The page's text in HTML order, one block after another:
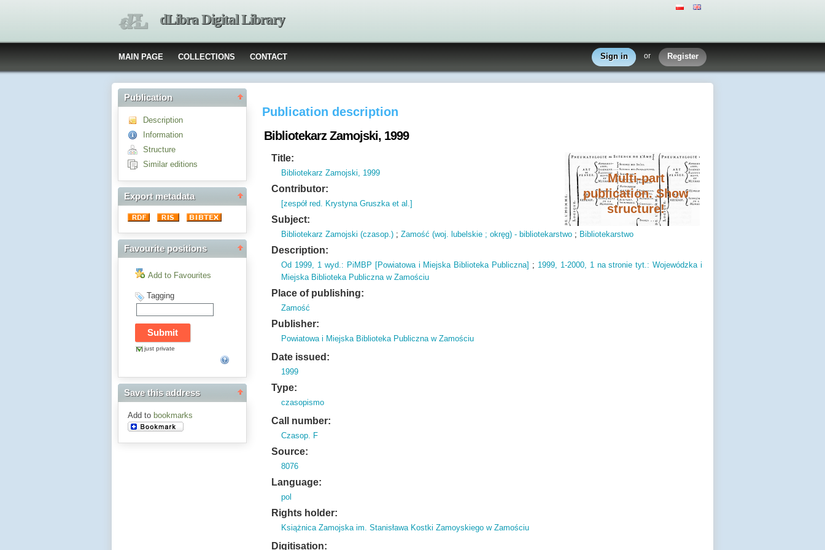
dLibra Digital Library
MAIN PAGE COLLECTIONS CONTACT Sign in or Register
Publication
Description
Information
Structure
Similar editions
Export metadata
Favourite positions
Add to Favourites
Tagging
just private
Save this address
Add to bookmarks
Publication description
Bibliotekarz Zamojski, 1999
Multi-part
publication. Show
structure!
Title:
Bibliotekarz Zamojski, 1999
Contributor:
[zespół red. Krystyna Gruszka et al.]
Subject:
Bibliotekarz Zamojski (czasop.) ;Zamość (woj. lubelskie ; okręg) - bibliotekarstwo ; Bibliotekarstwo
Description:
Od 1999, 1 wyd.: PiMBP [Powiatowa i Miejska Biblioteka Publiczna] ; 1999, 1-2000, 1 na stronie tyt.: Wojewódzka i
Miejska Biblioteka Publiczna w Zamościu
Place of publishing:
Zamość
Publisher:
Powiatowa i Miejska Biblioteka Publiczna w Zamościu
Date issued:
1999
Type:
czasopismo
Call number:
Czasop. F
Source:
8076
Language:
pol
Rights holder:
Książnica Zamojska im. Stanisława Kostki Zamoyskiego w Zamościu
Digitisation: